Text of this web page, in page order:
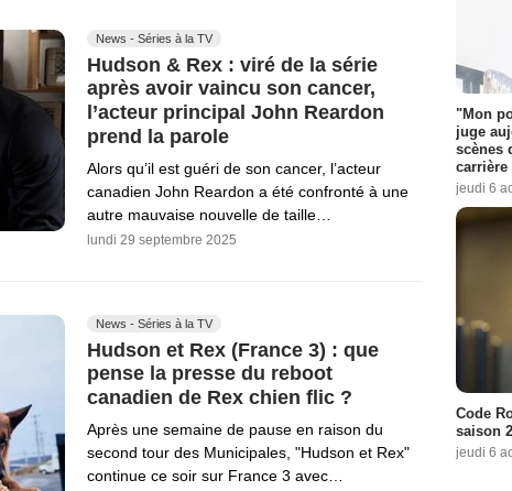
News - Séries à la TV
Hudson & Rex : viré de la série
après avoir vaincu son cancer,
l’acteur principal John Reardon
prend la parole
Alors qu’il est guéri de son cancer, l’acteur
canadien John Reardon a été confronté à une
autre mauvaise nouvelle de taille…
lundi 29 septembre 2025
News - Séries à la TV
Hudson et Rex (France 3) : que
pense la presse du reboot
canadien de Rex chien flic ?
Après une semaine de pause en raison du
second tour des Municipales, "Hudson et Rex"
continue ce soir sur France 3 avec…
"Mon
juge
scènes
carrière
jeudi 6
Code
saison
jeudi 6